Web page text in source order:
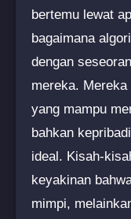
bertemu lewat
bagaimana
dengan
mereka.
yang mampu
bahkan
ideal. Kisah-
keyakinan
mimpi,